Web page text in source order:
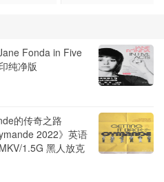
Fonda in Five
纯净版
的传奇之路
2022》英语
1.5G 黑人放克